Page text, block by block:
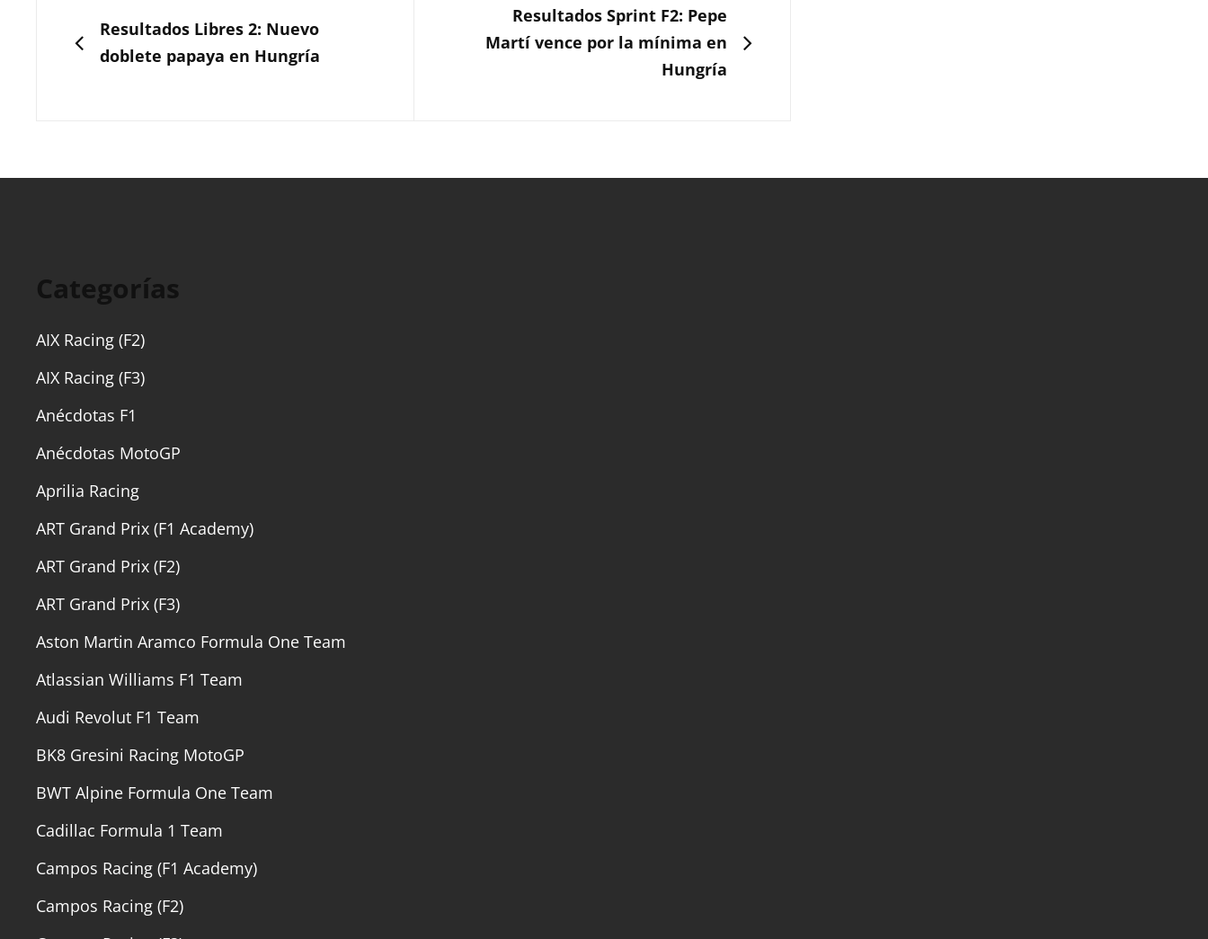
entradas
ANTERIOR
Resultados Libres 2: Nuevo
doblete papaya en Hungría
SIGUIENTEResultados Sprint F2: Pepe
Martí vence por la mínima en
Hungría
Categorías
AIX Racing (F2)
AIX Racing (F3)
Anécdotas F1
Anécdotas MotoGP
Aprilia Racing
ART Grand Prix (F1 Academy)
ART Grand Prix (F2)
ART Grand Prix (F3)
Aston Martin Aramco Formula One Team
Atlassian Williams F1 Team
Audi Revolut F1 Team
BK8 Gresini Racing MotoGP
BWT Alpine Formula One Team
Cadillac Formula 1 Team
Campos Racing (F1 Academy)
Campos Racing (F2)